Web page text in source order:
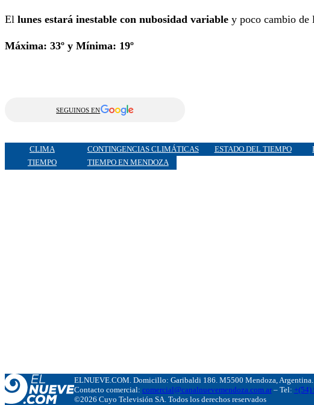
El lunes estará inestable con nubosidad variable y poco cambio de
Máxima: 33º y Mínima: 19º
SEGUINOS EN
CLIMA CONTINGENCIAS CLIMÁTICAS ESTADO DEL TIEMPO
TIEMPO
TIEMPO EN MENDOZA
ELNUEVE.COM. Domicillo: Garibaldi 186. M5500 Mendoza, Argentina.
Contacto comercial: comercial@canalnuevemendoza.com.ar– Tel: +(54)
©2026 Cuyo Televisión SA. Todos los derechos reservados